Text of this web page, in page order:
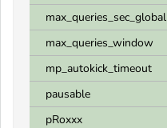
max_queries_sec_global
max_queries_window
mp_autokick_timeout
pausable
pRoxxx